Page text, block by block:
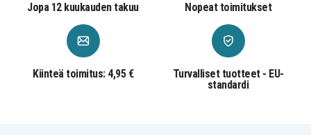
Jopa 12 kuukauden takuu Nopeat toimitukset
Kiinteä toimitus: 4,95 €
Turvalliset tuotteet - EU-
standardi